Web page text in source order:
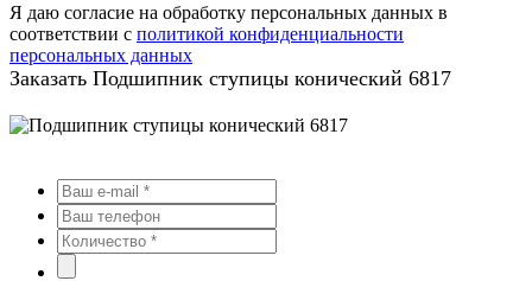
Я даю согласие на обработку персональных данных в
соответствии с политикой конфиденциальности
персональных данных
Заказать Подшипник ступицы конический 6817